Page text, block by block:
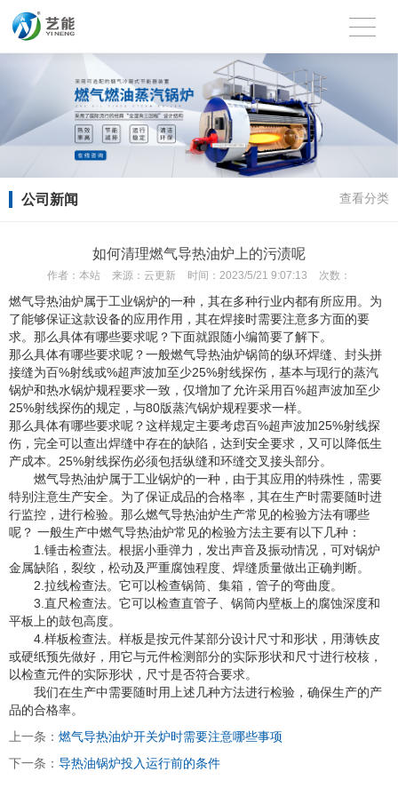
公司新闻 查看分类
如何清理燃气导热油炉上的污渍呢
作者： 本站 来源： 云更新 时间： 2023/5/21 9:07:13 次数：
燃气导热油炉属于工业锅炉的一种，其在多种行业内都有所应用。为
了能够保证这款设备的应用作用，其在焊接时需要注意多方面的要
求。那么具体有哪些要求呢？下面就跟随小编简要了解下。
那么具体有哪些要求呢？一般燃气导热油炉锅筒的纵环焊缝、封头拼
接缝为百%射线或%超声波加至少25%射线探伤，基本与现行的蒸汽
锅炉和热水锅炉规程要求一致，仅增加了允许采用百%超声波加至少
25%射线探伤的规定，与80版蒸汽锅炉规程要求一样。
那么具体有哪些要求呢？这样规定主要考虑百%超声波加25%射线探
伤，完全可以查出焊缝中存在的缺陷，达到安全要求，又可以降低生
产成本。25%射线探伤必须包括纵缝和环缝交叉接头部分。
燃气导热油炉属于工业锅炉的一种，由于其应用的特殊性，需要
特别注意生产安全。为了保证成品的合格率，其在生产时需要随时进
行监控，进行检验。那么燃气导热油炉生产常见的检验方法有哪些
呢？ 一般生产中燃气导热油炉常见的检验方法主要有以下几种：
1.锤击检查法。根据小垂弹力，发出声音及振动情况，可对锅炉
金属缺陷，裂纹，松动及严重腐蚀程度、焊缝质量做出正确判断。
2.拉线检查法。它可以检查锅筒、集箱，管子的弯曲度。
3.直尺检查法。它可以检查直管子、锅筒内壁板上的腐蚀深度和
平板上的鼓包高度。
4.样板检查法。样板是按元件某部分设计尺寸和形状，用薄铁皮
或硬纸预先做好，用它与元件检测部分的实际形状和尺寸进行校核，
以检查元件的实际形状，尺寸是否符合要求。
我们在生产中需要随时用上述几种方法进行检验，确保生产的产
品的合格率。
上一条： 燃气导热油炉开关炉时需要注意哪些事项
下一条： 导热油锅炉投入运行前的条件